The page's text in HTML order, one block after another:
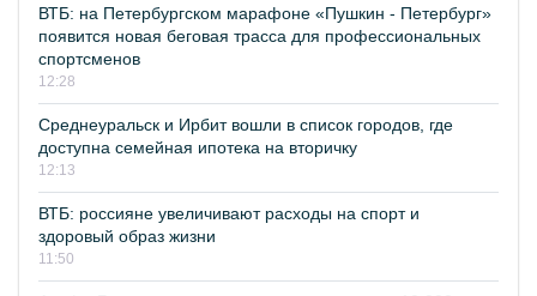
ВТБ: на Петербургском марафоне «Пушкин - Петербург»
появится новая беговая трасса для профессиональных
спортсменов
12:28
Среднеуральск и Ирбит вошли в список городов, где
доступна семейная ипотека на вторичку
12:13
ВТБ: россияне увеличивают расходы на спорт и
здоровый образ жизни
11:50